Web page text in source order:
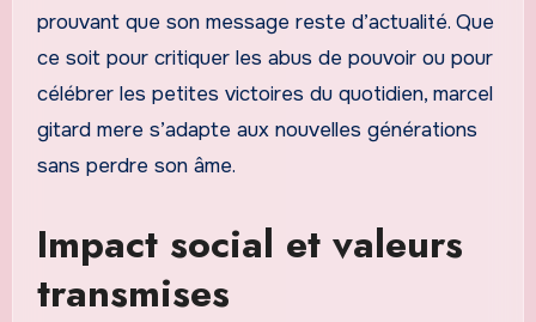
prouvant que son message reste d’actualité. Que
ce soit pour critiquer les abus de pouvoir ou pour
célébrer les petites victoires du quotidien, marcel
gitard mere s’adapte aux nouvelles générations
sans perdre son âme.
Impact social et valeurs
transmises